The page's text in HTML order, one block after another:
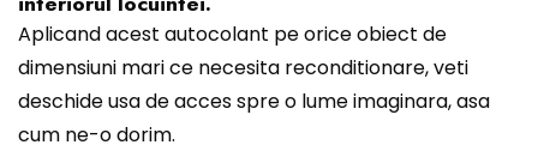
Aplicand acest autocolant pe orice obiect de
dimensiuni mari ce necesita reconditionare, veti
deschide usa de acces spre o lume imaginara, asa
cum ne-o dorim.